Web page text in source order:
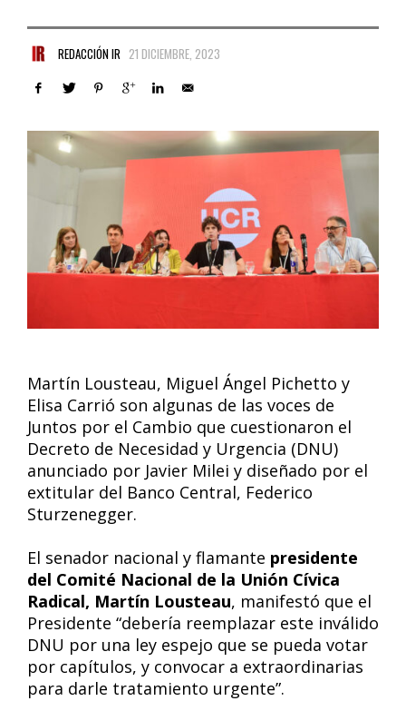
REDACCIÓN IR 21 DICIEMBRE, 2023
Martín Lousteau, Miguel Ángel Pichetto y
Elisa Carrió son algunas de las voces de
Juntos por el Cambio que cuestionaron el
Decreto de Necesidad y Urgencia (DNU)
anunciado por Javier Milei y diseñado por el
extitular del Banco Central, Federico
Sturzenegger.
El senador nacional y flamante presidente
del Comité Nacional de la Unión Cívica
Radical, Martín Lousteau, manifestó que el
Presidente “debería reemplazar este inválido
DNU por una ley espejo que se pueda votar
por capítulos, y convocar a extraordinarias
para darle tratamiento urgente”.